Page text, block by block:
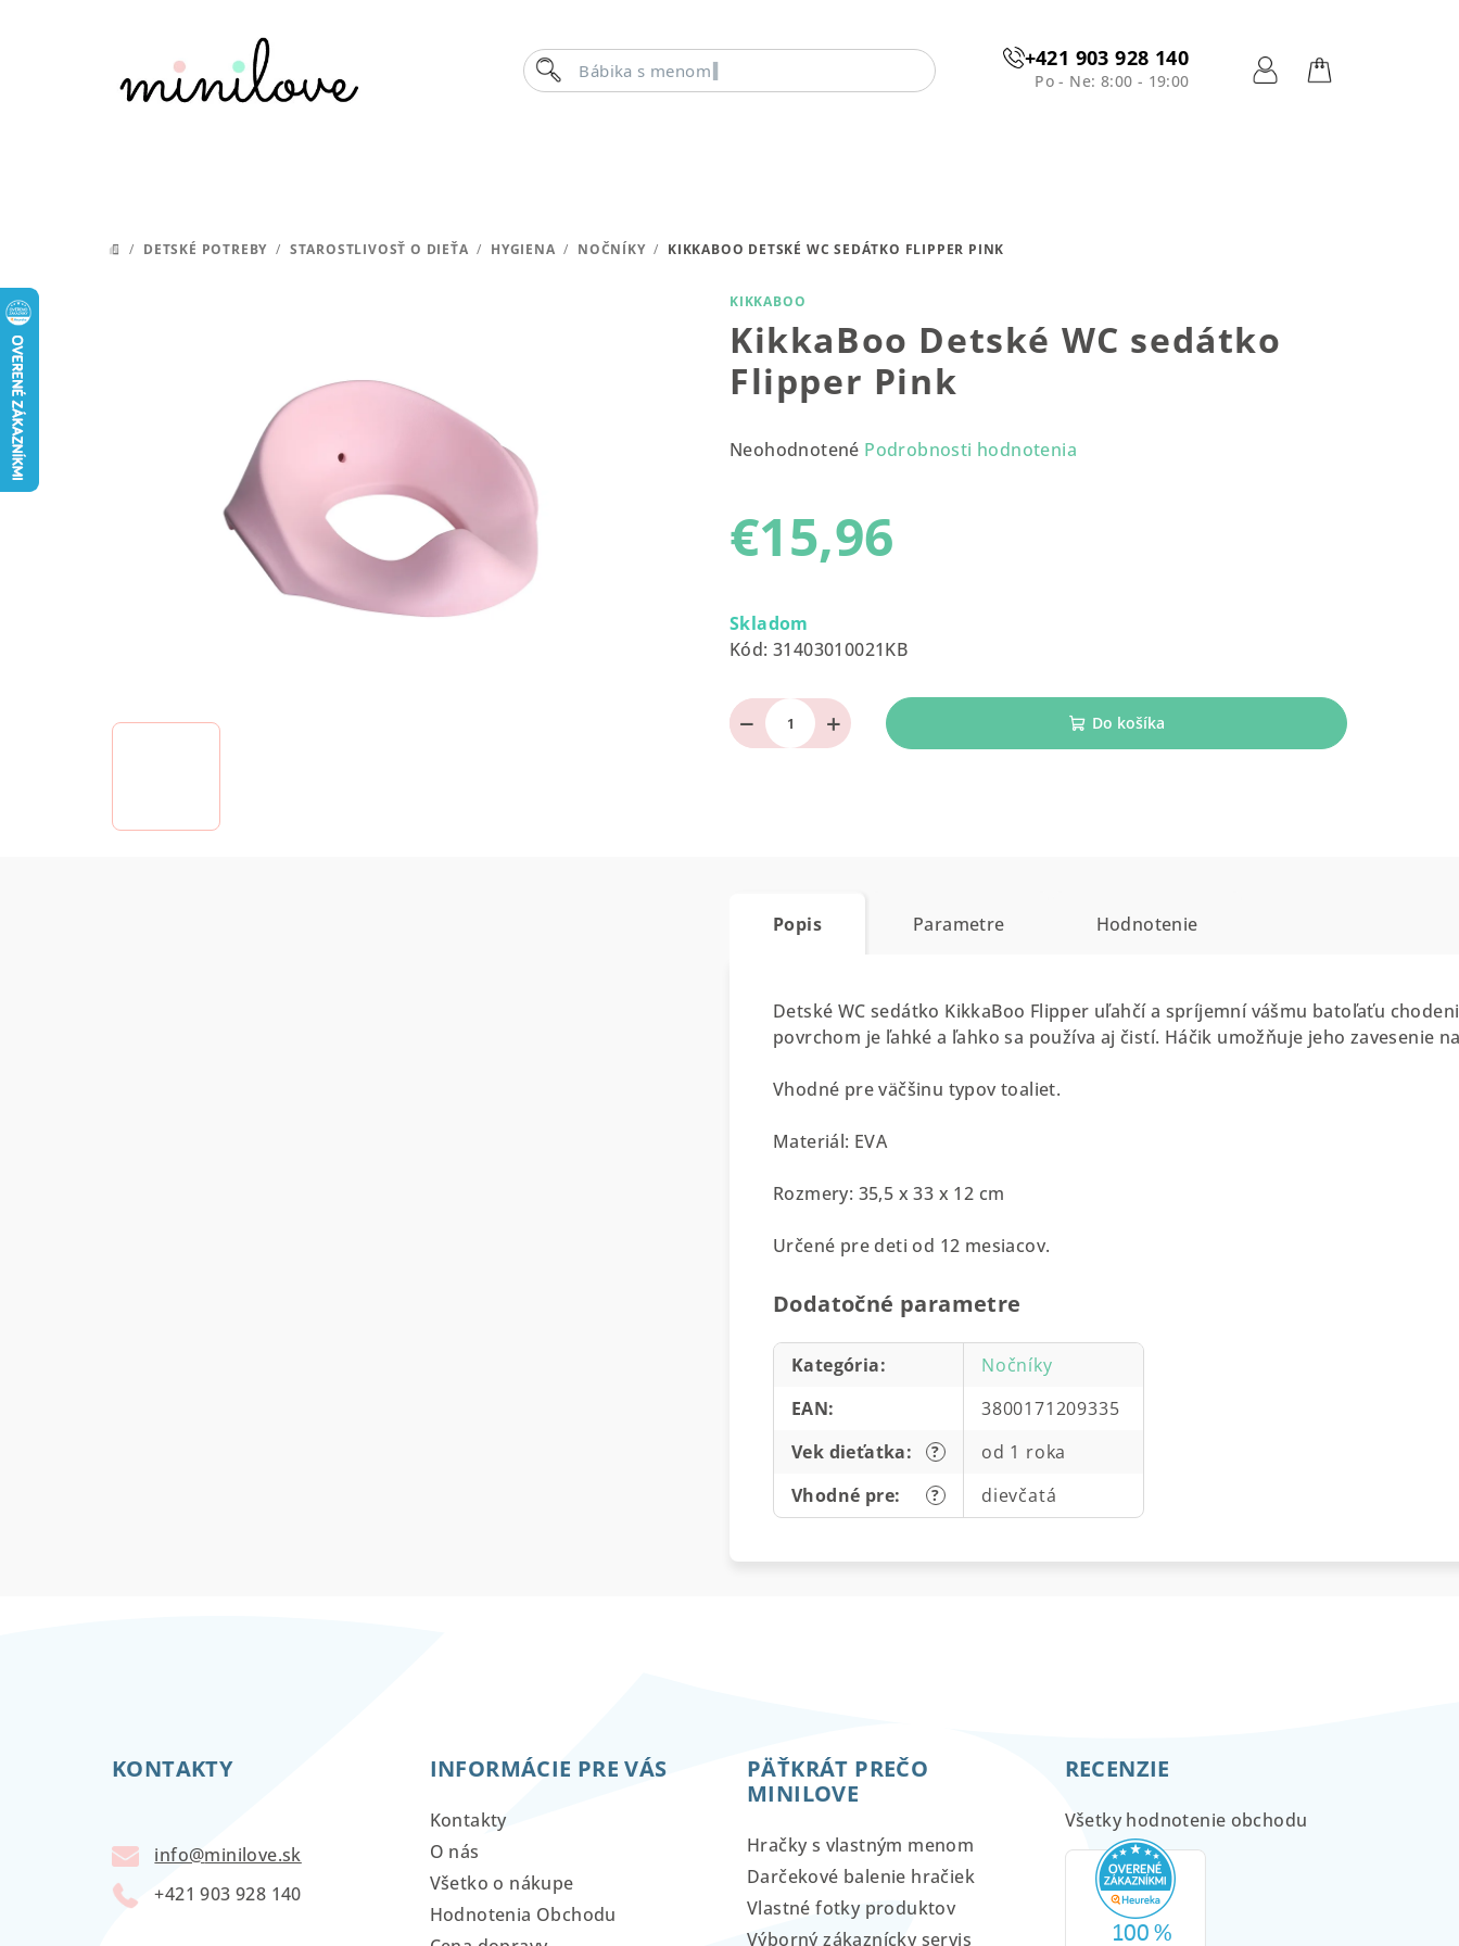
Bábika s menom
Hľadať +421 903 928 140
Po - Ne: 8:00 - 19:00
DOMOV
/ DETSKÉ POTREBY / STAROSTLIVOSŤ O DIEŤA / HYGIENA / NOČNÍKY / KIKKABOO DETSKÉ WC SEDÁTKO FLIPPER PINK
KIKKABOO
KikkaBoo Detské WC sedátko
Flipper Pink
Priemerné
je
0,0
hviezdičiek.
Neohodnotené Podrobnosti hodnotenia
€15,96
cena:
Skladom
Kód: 31403010021KB
+
− Do košíka
Popis Parametre Hodnotenie
Detské WC sedátko KikkaBoo Flipper uľahčí a spríjemní vášmu batoľaťu
povrchom je ľahké a ľahko sa používa aj čistí. Háčik umožňuje jeho zavesenie
Vhodné pre väčšinu typov toaliet.
Materiál: EVA
Rozmery: 35,5 x 33 x 12 cm
Určené pre deti od 12 mesiacov.
Dodatočné parametre
Kategória:
Nočníky
EAN: 3800171209335
?
Vek dieťatka: od 1 roka
?
Vhodné pre: dievčatá
KONTAKTY
info@minilove.sk
+421 903 928 140
INFORMÁCIE PRE VÁS
Kontakty
O nás
Všetko o nákupe
Hodnotenia Obchodu
PÄŤKRÁT PREČO
MINILOVE
Hračky s vlastným menom
Darčekové balenie hračiek
Vlastné fotky produktov
Výborný zákaznícky servis
RECENZIE
Všetky hodnotenie obchodu